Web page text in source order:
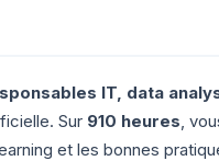
IT, data
Sur 910 heures,
et les bonnes